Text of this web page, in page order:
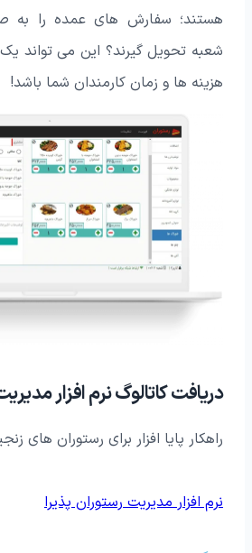
هستند؛ سفارش های عمده را به
شعبه تحویل گیرند؟ این می تواند
هزینه ها و زمان کارمندان شما باشد!
دریافت کاتالوگ نرم افزار
راهکار پایا افزار برای رستوران های
نرم افزار مدیریت رستوران پذیرا